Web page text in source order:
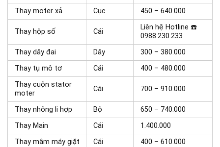
Thay moter xả
Cục 450 – 640.000
Thay hộp số Cái
Liên hệ Hotline ☎️
0988.230.233
Thay dây đai
Dây
300 – 380.000
Thay tụ mô tơ
Cái
400 – 480.000
Thay cuộn stator
moter
Cái 700 – 910.000
Thay nhông li hợp Bộ
650 – 740.000
Thay Main
Cái
1.400.000
Thay mâm máy giặt
Cái
400 – 610.000